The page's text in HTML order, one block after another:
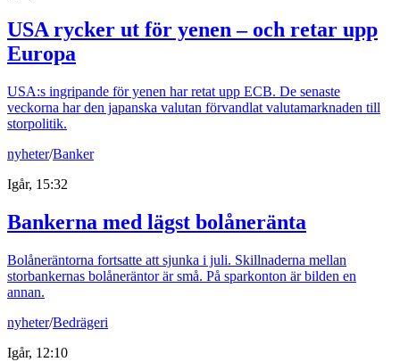
USA rycker ut för yenen – och retar upp
Europa
USA:s ingripande för yenen har retat upp ECB. De senaste
veckorna har den japanska valutan förvandlat valutamarknaden till
storpolitik.
nyheter/Banker
Igår, 15:32
Bankerna med lägst bolåneränta
Bolåneräntorna fortsatte att sjunka i juli. Skillnaderna mellan
storbankernas bolåneräntor är små. På sparkonton är bilden en
annan.
nyheter/Bedrägeri
Igår, 12:10